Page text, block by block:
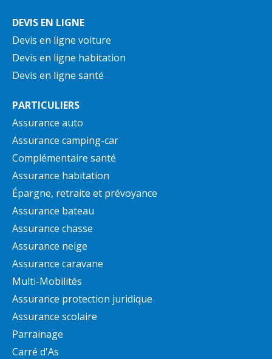
DEVIS EN LIGNE
Devis en ligne voiture
Devis en ligne habitation
Devis en ligne santé
PARTICULIERS
Assurance auto
Assurance camping-car
Complémentaire santé
Assurance habitation
Épargne, retraite et prévoyance
Assurance bateau
Assurance chasse
Assurance neige
Assurance caravane
Multi-Mobilités
Assurance protection juridique
Assurance scolaire
Parrainage
Carré d'As